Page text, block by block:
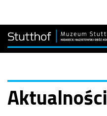
Aktualności